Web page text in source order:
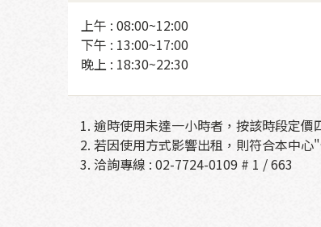
上午 : 08:00~12:00
下午 : 13:00~17:00
晚上 : 18:30~22:30
逾時使用未達一小時者，按該時段定價
若因使用方式影響出租，則符合本中
洽詢專線 : 02-7724-0109 # 1 / 663